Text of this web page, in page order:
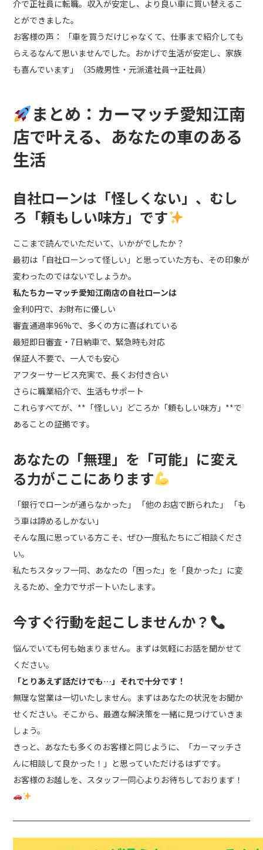
介で正社員に転職。収入が安定し、より良い車に買い替えるこ
とができました。
お客様の声： 「車を買うだけじゃなくて、仕事まで紹介しても
らえるなんて思いませんでした。おかげで生活が安定し、家族
も喜んでいます」（35歳男性・元派遣社員→正社員）
まとめ：カーマッチ愛知江南
店で叶える、あなたの車のある
生活
自社ローンは「怪しくない」、むし
ろ「頼もしい味方」です
ここまで読んでいただいて、いかがでしたか？
最初は「自社ローンって怪しい」と思っていた方も、その印象が
変わったのではないでしょうか。
私たちカーマッチ愛知江南店の自社ローンは
金利0円で、お財布に優しい
審査通過率96%で、多くの方に喜ばれている
最短即日審査・7日納車で、緊急時も対応
保証人不要で、一人でも安心
アフターサービス充実で、長くお付き合い
さらに職業紹介で、生活もサポート
これらすべてが、**「怪しい」どころか「頼もしい味方」**で
あることの証拠です。
あなたの「無理」を「可能」に変え
る力がここにあります
「銀行でローンが通らなかった」 「他のお店で断られた」 「も
う車は諦めるしかない」
そんな風に思っている方こそ、ぜひ一度私たちにご相談くださ
い。
私たちスタッフ一同、あなたの「困った」を「良かった」に変
えるため、全力でサポートいたします。
今すぐ行動を起こしませんか？
悩んでいても何も始まりません。まずは気軽にお話を聞かせて
ください。
「とりあえず話だけでも…」それで十分です！
無理な営業は一切いたしません。まずはあなたの状況をお聞か
せください。そこから、最適な解決策を一緒に見つけていきま
しょう。
きっと、あなたも多くのお客様と同じように、「カーマッチさ
んに相談して良かった！」と思っていただけるはずです。
お客様のお越しを、スタッフ一同心よりお待ちしております！